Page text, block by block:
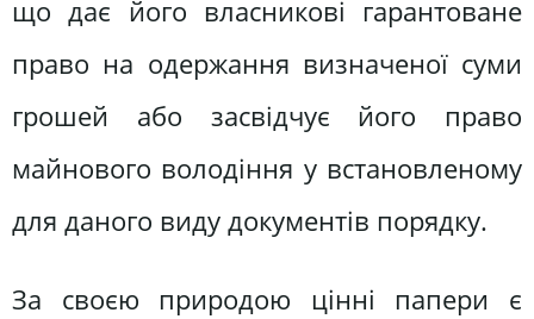
що дає його власникові гарантоване
право на одержання визначеної суми
грошей або засвідчує його право
майнового володіння у встановленому
для даного виду документів порядку.
За своєю природою цінні папери є